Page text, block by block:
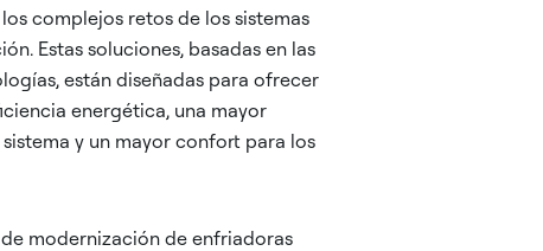
complejos retos de los sistemas
Estas soluciones, basadas en las
están diseñadas para ofrecer
energética, una mayor
y un mayor confort para los
modernización de enfriadoras